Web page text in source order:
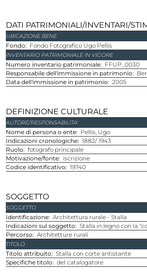
DATI PATRIMONIALI/INVENTARI/
UBICAZIONE BENE
Fondo Fondo Fotografico Ugo Pellis
INVENTARIO PATRIMONIALE IN VIGORE
Numero inventario patrimoniale
FFUP_0030
Responsabile dell'immissione in patrimonio
Data dell'immissione in patrimonio
2005
DEFINIZIONE CULTURALE
AUTORE/RESPONSABILITA'
Nome di persona o ente
Pellis, Ugo
Indicazioni cronologiche 1882/ 1943
Ruolo
fotografo principale
Motivazione/fonte
iscrizione
Codice identificativo
19740
SOGGETTO
SOGGETTO
Identificazione Architettura rurale - Stalla
Indicazioni sul soggetto
Stalla in legno con la
Percorso
Architetture rurali
TITOLO
Titolo attribuito
Stalla con corte antistante
Specifiche titolo
del catalogatore